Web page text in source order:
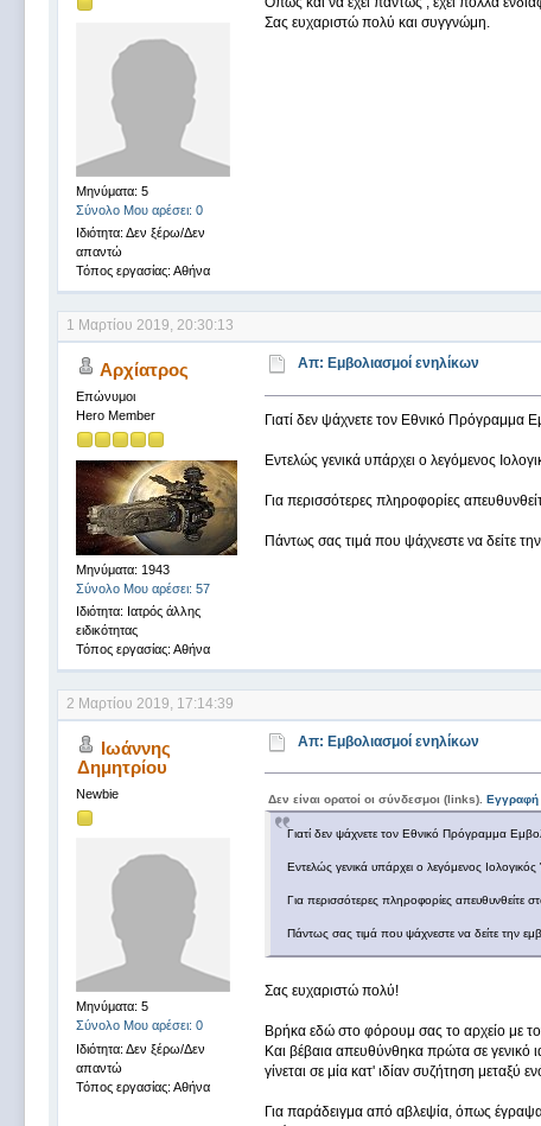
Μηνύματα: 5
Σύνολο Μου αρέσει: 0
Ιδιότητα: Δεν ξέρω/Δεν
απαντώ
Τόπος εργασίας: Αθήνα
Σας ευχαριστώ πολύ και συγγνώμη.
1 Μαρτίου 2019, 20:30:13
Αρχίατρος
Επώνυμοι
Hero Member
Μηνύματα: 1943
Σύνολο Μου αρέσει: 57
Ιδιότητα: Ιατρός άλλης
ειδικότητας
Τόπος εργασίας: Αθήνα
Απ: Εμβολιασμοί ενηλίκων
Γιατί δεν ψάχνετε τον Εθνικό Πρόγραμμα
Εντελώς γενικά υπάρχει ο λεγόμενος
Για περισσότερες πληροφορίες
Πάντως σας τιμά που ψάχνεστε να δείτε
2 Μαρτίου 2019, 17:14:39
Ιωάννης
Δημητρίου
Newbie
Μηνύματα: 5
Σύνολο Μου αρέσει: 0
Ιδιότητα: Δεν ξέρω/Δεν
απαντώ
Τόπος εργασίας: Αθήνα
Απ: Εμβολιασμοί ενηλίκων
Δεν είναι ορατοί οι σύνδεσμοι (links). Εγγραφή
Γιατί δεν ψάχνετε τον Εθνικό Πρόγραμμα
Εντελώς γενικά υπάρχει ο λεγόμενος
Για περισσότερες πληροφορίες απευθυνθείτε
Πάντως σας τιμά που ψάχνεστε να δείτε την
Σας ευχαριστώ πολύ!
Βρήκα εδώ στο φόρουμ σας το αρχείο με
Και βέβαια απευθύνθηκα πρώτα σε
γίνεται σε μία κατ' ιδίαν συζήτηση μεταξύ
Για παράδειγμα από αβλεψία, όπως